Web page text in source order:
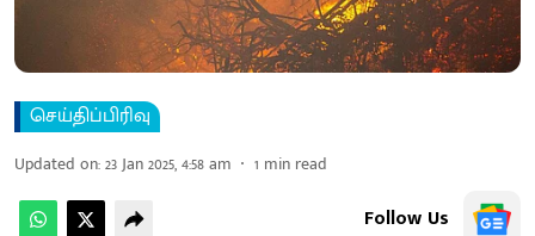
செய்திப்பிரிவு
Updated on:23 Jan 2025, 4:58 am 1 min read
Follow Us